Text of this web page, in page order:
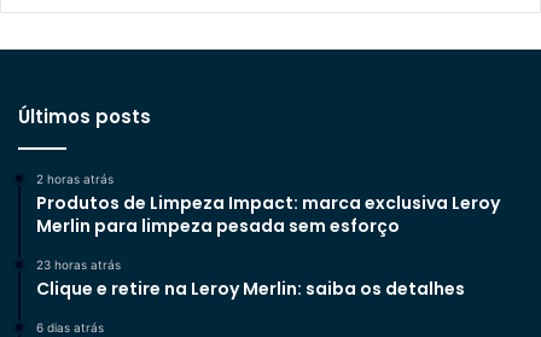
Últimos posts
2 horas atrás
Produtos de Limpeza Impact: marca exclusiva Leroy
Merlin para limpeza pesada sem esforço
23 horas atrás
Clique e retire na Leroy Merlin: saiba os detalhes
6 dias atrás